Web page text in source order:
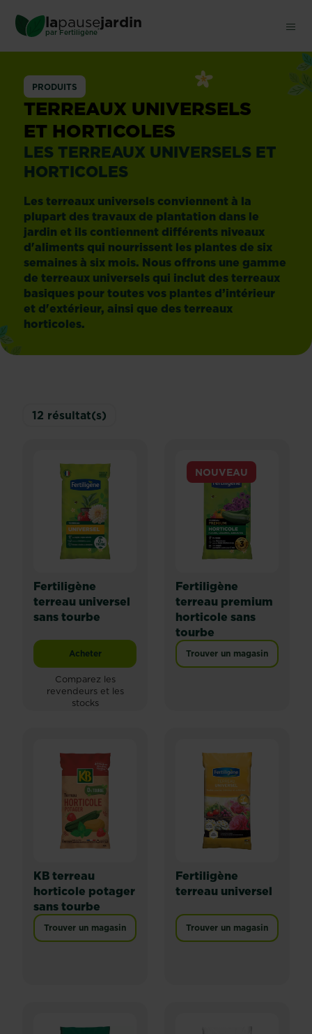
main
content
lapausejardin
par Fertiligène®
Universels
et
horticoles
PRODUITS
TERREAUX UNIVERSELS
ET HORTICOLES
LES TERREAUX UNIVERSELS ET
HORTICOLES
Les terreaux universels conviennent à la
plupart des travaux de plantation dans le
jardin et ils contiennent différents niveaux
d'aliments qui nourrissent les plantes de six
semaines à six mois. Nous offrons une gamme
de terreaux universels qui inclut des terreaux
basiques pour toutes vos plantes d’intérieur
et d'extérieur, ainsi que des terreaux
horticoles.
12 résultat(s)
Fertiligène
terreau universel
sans tourbe
Acheter
Fertiligène terreau universel sans tourbe
Comparez les
revendeurs et les
stocks
Fertiligène
terreau premium
horticole sans
tourbe
Trouver un magasin
NOUVEAU
KB terreau
horticole potager
sans tourbe
Trouver un magasin
Fertiligène
terreau universel
Trouver un magasin